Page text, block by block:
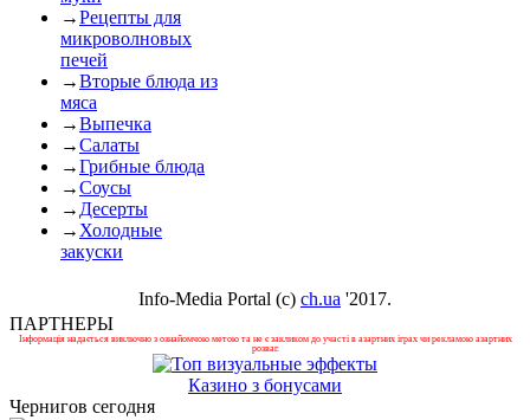
→Рецепты для
микроволновых
печей
→Вторые блюда из
мяса
→Выпечка
→Салаты
→Грибные блюда
→Соусы
→ Десерты
→ Холодные
закуски
Info-Media Portal (c) ch.ua '2017.
ПАРТНЕРЫ
Інформація надається виключно з ознайомчою метою та не є закликом до участі в азартних іграх чи рекламою азартних
розваг.
Казино з бонусами
Чернигов сегодня